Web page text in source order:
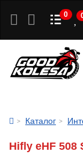
0
Каталог
Hifly eHF 508